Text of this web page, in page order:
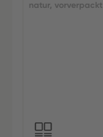
natur, vorverpackt